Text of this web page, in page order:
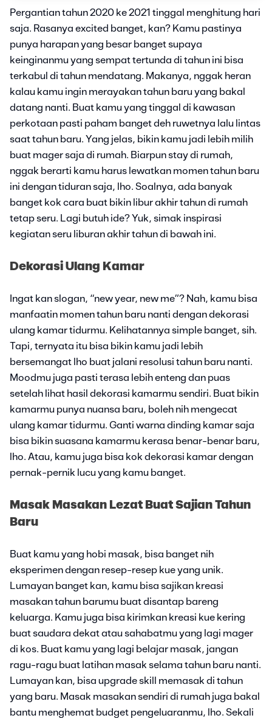
Pergantian tahun 2020 ke 2021 tinggal menghitung hari
saja. Rasanya excited banget, kan? Kamu pastinya
punya harapan yang besar banget supaya
keinginanmu yang sempat tertunda di tahun ini bisa
terkabul di tahun mendatang. Makanya, nggak heran
kalau kamu ingin merayakan tahun baru yang bakal
datang nanti. Buat kamu yang tinggal di kawasan
perkotaan pasti paham banget deh ruwetnya lalu lintas
saat tahun baru. Yang jelas, bikin kamu jadi lebih milih
buat mager saja di rumah. Biarpun stay di rumah,
nggak berarti kamu harus lewatkan momen tahun baru
ini dengan tiduran saja, lho. Soalnya, ada banyak
banget kok cara buat bikin libur akhir tahun di rumah
tetap seru. Lagi butuh ide? Yuk, simak inspirasi
kegiatan seru liburan akhir tahun di bawah ini.
Dekorasi Ulang Kamar
Ingat kan slogan, “new year, new me”? Nah, kamu bisa
manfaatin momen tahun baru nanti dengan dekorasi
ulang kamar tidurmu. Kelihatannya simple banget, sih.
Tapi, ternyata itu bisa bikin kamu jadi lebih
bersemangat lho buat jalani resolusi tahun baru nanti.
Moodmu juga pasti terasa lebih enteng dan puas
setelah lihat hasil dekorasi kamarmu sendiri. Buat bikin
kamarmu punya nuansa baru, boleh nih mengecat
ulang kamar tidurmu. Ganti warna dinding kamar saja
bisa bikin suasana kamarmu kerasa benar-benar baru,
lho. Atau, kamu juga bisa kok dekorasi kamar dengan
pernak-pernik lucu yang kamu banget.
Masak Masakan Lezat Buat Sajian Tahun
Baru
Buat kamu yang hobi masak, bisa banget nih
eksperimen dengan resep-resep kue yang unik.
Lumayan banget kan, kamu bisa sajikan kreasi
masakan tahun barumu buat disantap bareng
keluarga. Kamu juga bisa kirimkan kreasi kue kering
buat saudara dekat atau sahabatmu yang lagi mager
di kos. Buat kamu yang lagi belajar masak, jangan
ragu-ragu buat latihan masak selama tahun baru nanti.
Lumayan kan, bisa upgrade skill memasak di tahun
yang baru. Masak masakan sendiri di rumah juga bakal
bantu menghemat budget pengeluaranmu, lho. Sekali